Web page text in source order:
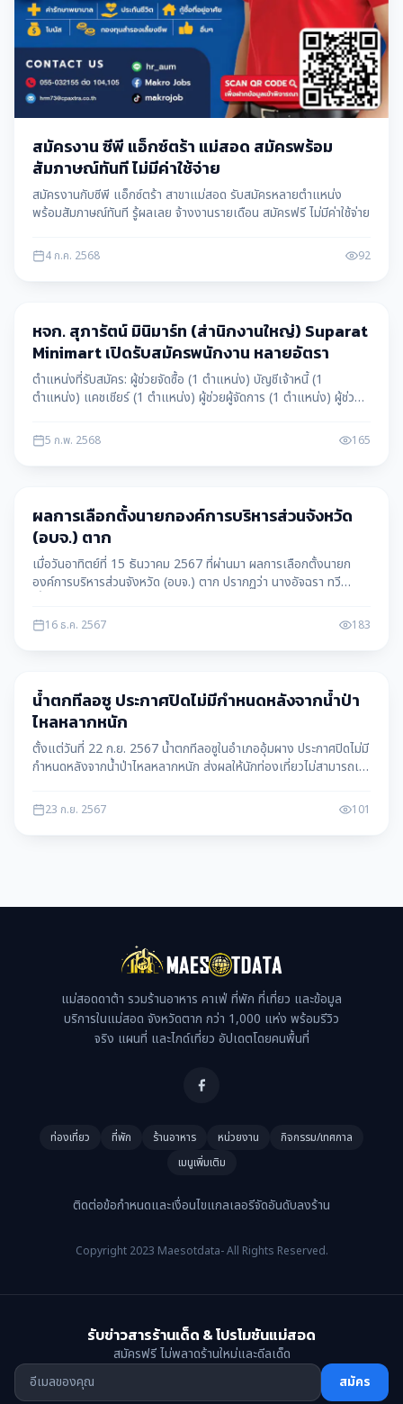
สมัครงาน ซีพี แอ็กซ์ตร้า แม่สอด สมัครพร้อม
สัมภาษณ์ทันที ไม่มีค่าใช้จ่าย
สมัครงานกับซีพี แอ็กซ์ตร้า สาขาแม่สอด รับสมัครหลายตำแหน่ง
พร้อมสัมภาษณ์ทันที รู้ผลเลย จ้างงานรายเดือน สมัครฟรี ไม่มีค่าใช้จ่าย
4 ก.ค. 2568 92
หจก. สุภารัตน์ มินิมาร์ท (ส่านิกงานใหญ่) Suparat
Minimart เปิดรับสมัครพนักงาน หลายอัตรา
ตำแหน่งที่รับสมัคร: ผู้ช่วยจัดซื้อ (1 ตำแหน่ง) บัญชีเจ้าหนี้ (1
ตำแหน่ง) แคชเชียร์ (1 ตำแหน่ง) ผู้ช่วยผู้จัดการ (1 ตำแหน่ง) ผู้ช่วย
5 ก.พ. 2568 165
ผลการเลือกตั้งนายกองค์การบริหารส่วนจังหวัด
(อบจ.) ตาก
เมื่อวันอาทิตย์ที่ 15 ธันวาคม 2567 ที่ผ่านมา ผลการเลือกตั้งนายก
องค์การบริหารส่วนจังหวัด (อบจ.) ตาก ปรากฏว่า นางอัจฉรา ทวี
16 ธ.ค. 2567 183
ข่าวสาร
น้ำตกทีลอซู ประกาศปิดไม่มีกำหนดหลังจากน้ำป่า
ไหลหลากหนัก
ตั้งแต่วันที่ 22 ก.ย. 2567 น้ำตกทีลอซูในอำเภออุ้มผาง ประกาศปิดไม่มี
กำหนดหลังจากน้ำป่าไหลหลากหนัก ส่งผลให้นักท่องเที่ยวไม่สามารถเข้า
23 ก.ย. 2567 101
แม่สอดดาต้า รวมร้านอาหาร คาเฟ่ ที่พัก ที่เที่ยว และข้อมูล
บริการในแม่สอด จังหวัดตาก กว่า 1,000 แห่ง พร้อมรีวิว
จริง แผนที่ และไกด์เที่ยว อัปเดตโดยคนพื้นที่
ท่องเที่ยว ที่พัก ร้านอาหาร หน่วยงาน
กิจกรรม/เทศกาล
เมนูเพิ่มเติม
ติดต่อข้อกำหนดและเงื่อนไขแกลเลอรีจัดอันดับลงร้าน
Copyright 2023 Maesotdata- All Rights Reserved.
รับข่าวสารร้านเด็ด & โปรโมชันแม่สอด
สมัครฟรี ไม่พลาดร้านใหม่และดีลเด็ด
สมัคร